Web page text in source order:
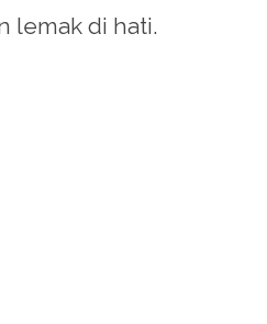
lemak di hati.